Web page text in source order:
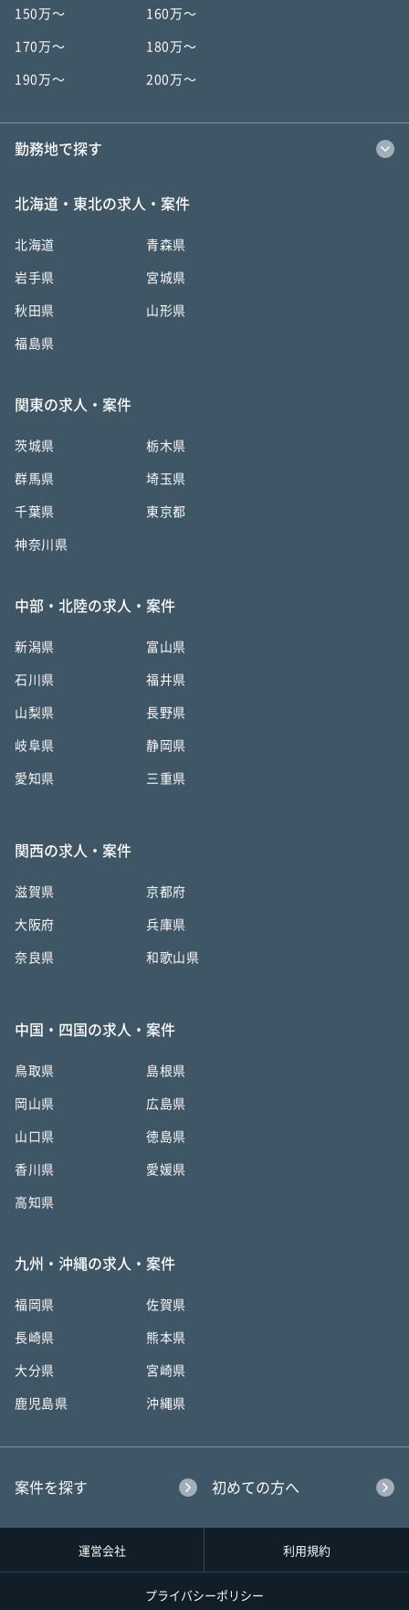
150万〜 160万〜
170万〜 180万〜
190万〜 200万〜
勤務地で探す
北海道・東北の求人・案件
北海道 青森県
岩手県 宮城県
秋田県 山形県
福島県
関東の求人・案件
茨城県 栃木県
群馬県 埼玉県
千葉県 東京都
神奈川県
中部・北陸の求人・案件
新潟県 富山県
石川県 福井県
山梨県 長野県
岐阜県 静岡県
愛知県 三重県
関西の求人・案件
滋賀県 京都府
大阪府 兵庫県
奈良県 和歌山県
中国・四国の求人・案件
鳥取県 島根県
岡山県 広島県
山口県 徳島県
香川県 愛媛県
高知県
九州・沖縄の求人・案件
福岡県 佐賀県
長崎県 熊本県
大分県 宮崎県
鹿児島県 沖縄県
案件を探す 初めての方へ
運営会社 利用規約
プライバシーポリシー